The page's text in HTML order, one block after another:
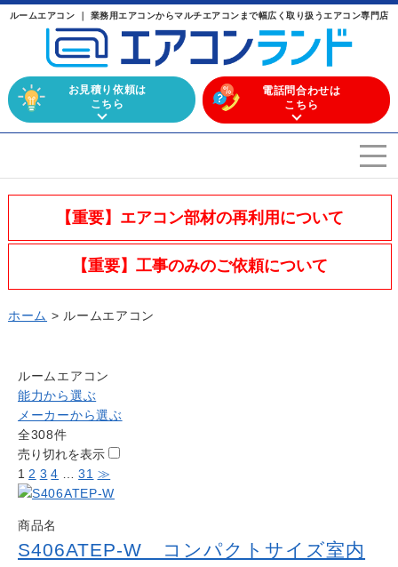
ルームエアコン ｜ 業務用エアコンからマルチエアコンまで幅広く取り扱うエアコン専門店
お見積り依頼は
こちら
電話問合わせは
こちら
エアコンを選ぶ
Airconditioner search
店舗案内
【重要】エアコン部材の再利用について
【重要】工事のみのご依頼について
ホーム > ルームエアコン
ルームエアコン
能力から選ぶ
メーカーから選ぶ
全308件
売り切れを表示
1 2 3 4 31 ≫
商品名
S406ATEP-W コンパクトサイズ室内